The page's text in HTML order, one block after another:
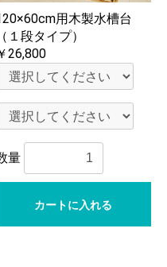
用木製水槽台
（１段タイプ）
26,800
量
カートに入れる